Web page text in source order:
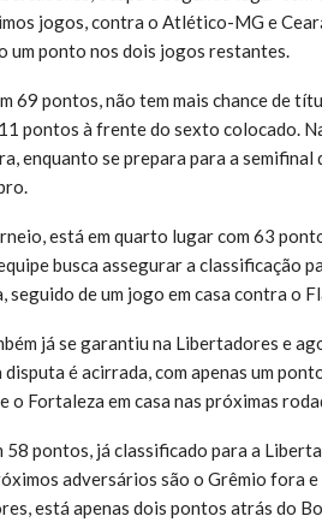
jogos, contra o Atlético-MG e
um ponto nos dois jogos restantes.
69 pontos, não tem mais chance de
pontos à frente do sexto colocado.
enquanto se prepara para a
está em quarto lugar com 63
busca assegurar a classificação
seguido de um jogo em casa contra o
já se garantiu na Libertadores e
é acirrada, com apenas um
Fortaleza em casa nas próximas
pontos, já classificado para a
adversários são o Grêmio fora e
está apenas dois pontos atrás do